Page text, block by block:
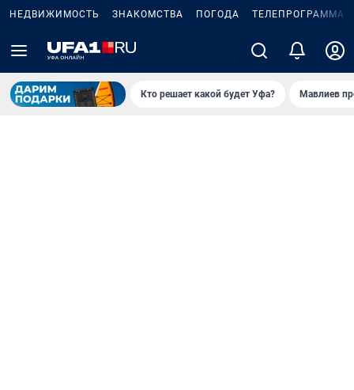
НЕДВИЖИМОСТЬ ЗНАКОМСТВА ПОГОДА ТЕЛЕПРОГРАММА
Кто решает какой будет Уфа? Мавлиев